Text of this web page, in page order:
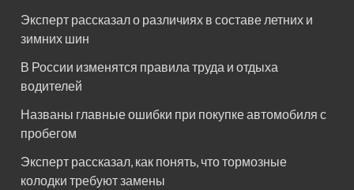
Эксперт рассказал о различиях в составе летних и
зимних шин
В России изменятся правила труда и отдыха
водителей
Названы главные ошибки при покупке автомобиля с
пробегом
Эксперт рассказал, как понять, что тормозные
колодки требуют замены